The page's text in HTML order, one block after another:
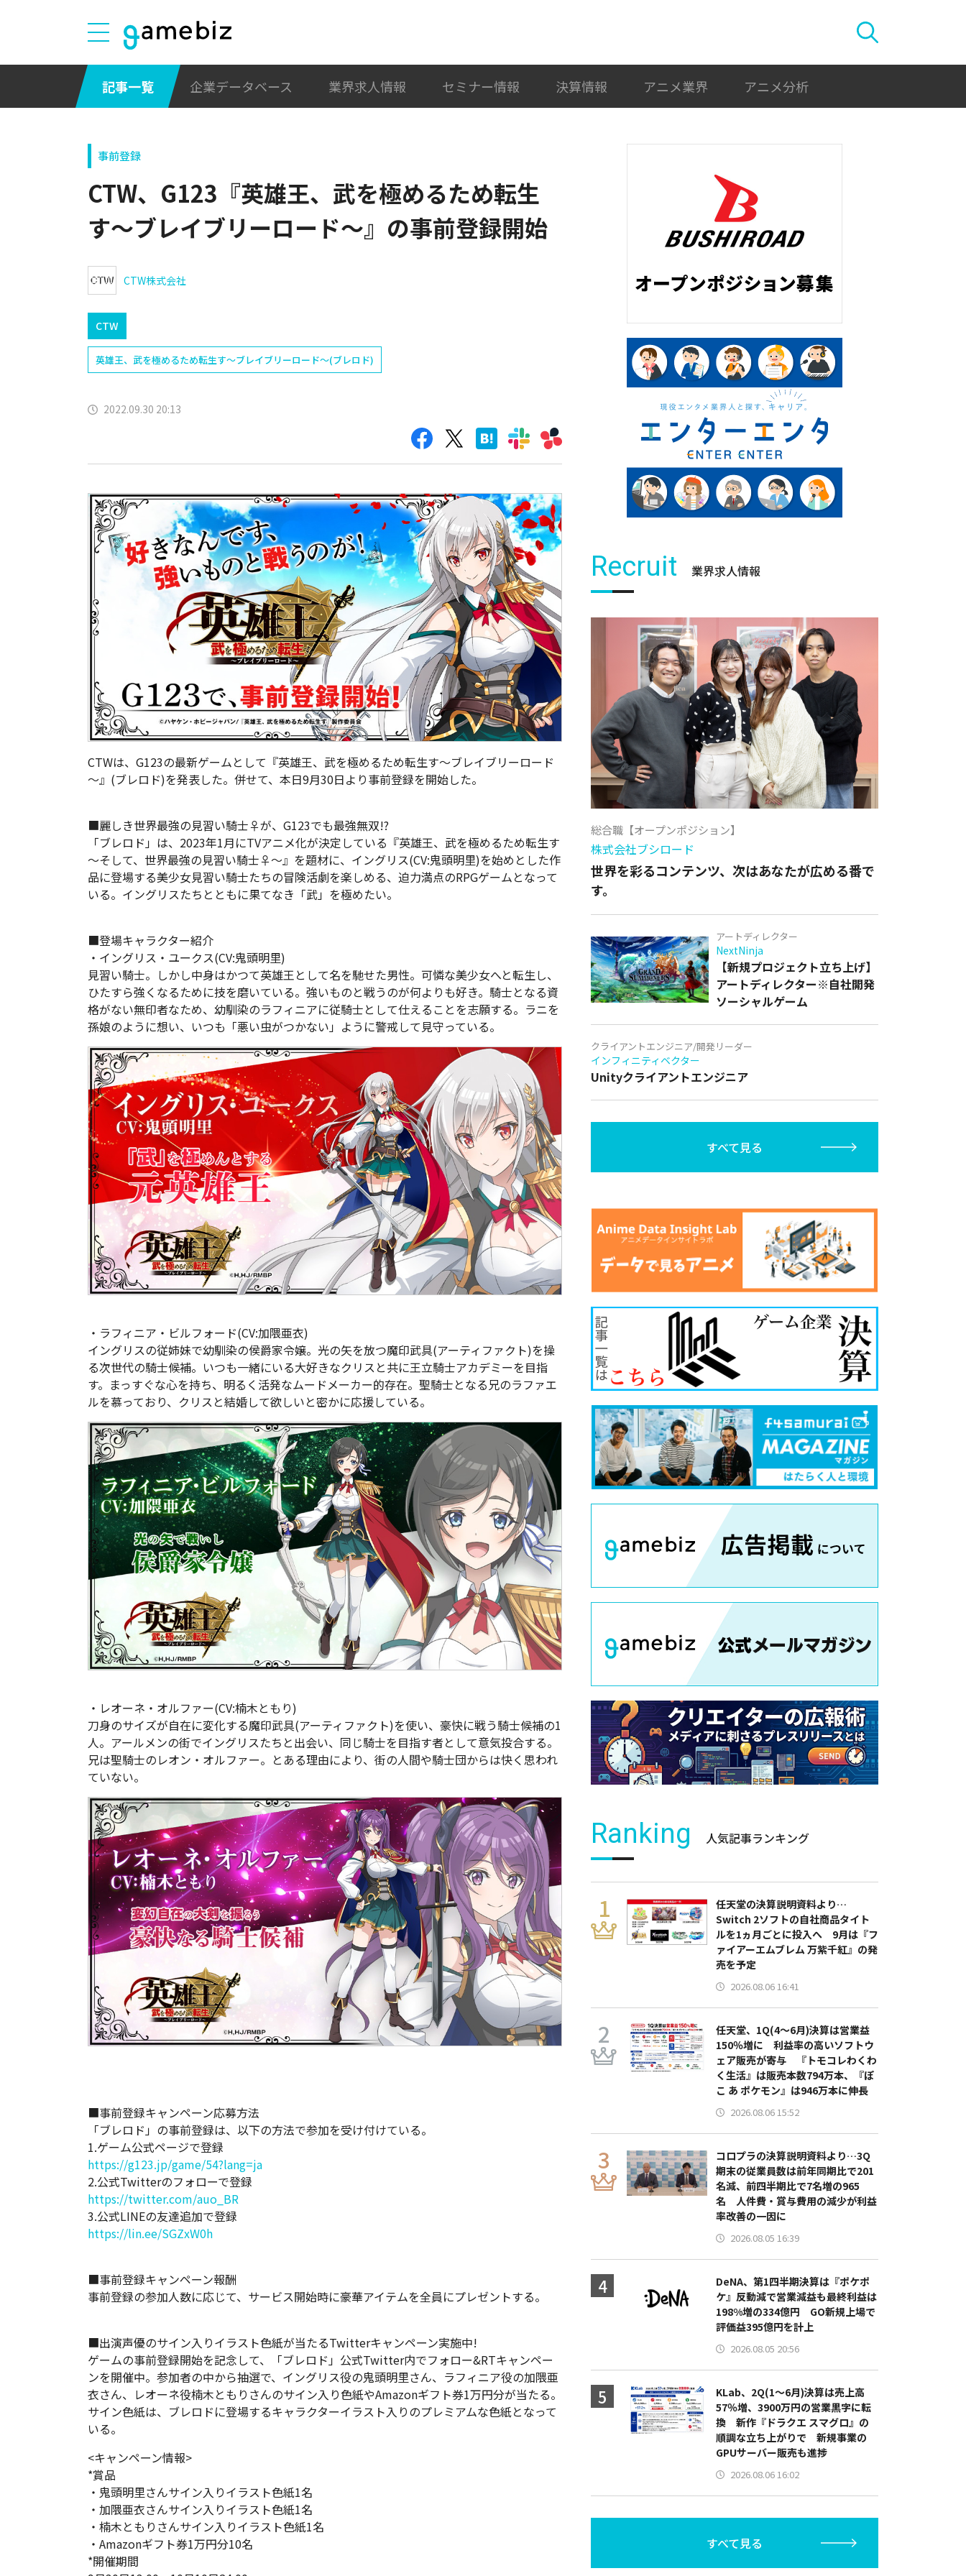
記事一覧 企業データベース 業界求人情報 セミナー情報 決算情報 アニメ業界 アニメ分析
事前登録
CTW、G123『英雄王、武を極めるため転生
す～ブレイブリーロード～』の事前登録開始
CTW株式会社
CTW
英雄王、武を極めるため転生す～ブレイブリーロード～(ブレロド)
2022.09.30 20:13
CTWは、G123の最新ゲームとして『英雄王、武を極めるため転生す～ブレイブリーロード
～』(ブレロド)を発表した。併せて、本日9月30日より事前登録を開始した。
■麗しき世界最強の見習い騎士♀が、G123でも最強無双!?
「ブレロド」は、2023年1月にTVアニメ化が決定している『英雄王、武を極めるため転生す
～そして、世界最強の見習い騎士♀～』を題材に、イングリス(CV:鬼頭明里)を始めとした作
品に登場する美少女見習い騎士たちの冒険活劇を楽しめる、迫力満点のRPGゲームとなって
いる。イングリスたちとともに果てなき「武」を極めたい。
■登場キャラクター紹介
・イングリス・ユークス(CV:鬼頭明里)
見習い騎士。しかし中身はかつて英雄王として名を馳せた男性。可憐な美少女へと転生し、
ひたすら強くなるために技を磨いている。強いものと戦うのが何よりも好き。騎士となる資
格がない無印者なため、幼馴染のラフィニアに従騎士として仕えることを志願する。ラニを
孫娘のように想い、いつも「悪い虫がつかない」ように警戒して見守っている。
・ラフィニア・ビルフォード(CV:加隈亜衣)
イングリスの従姉妹で幼馴染の侯爵家令嬢。光の矢を放つ魔印武具(アーティファクト)を操
る次世代の騎士候補。いつも一緒にいる大好きなクリスと共に王立騎士アカデミーを目指
す。まっすぐな心を持ち、明るく活発なムードメーカー的存在。聖騎士となる兄のラファエ
ルを慕っており、クリスと結婚して欲しいと密かに応援している。
・レオーネ・オルファー(CV:楠木ともり)
刀身のサイズが自在に変化する魔印武具(アーティファクト)を使い、豪快に戦う騎士候補の1
人。アールメンの街でイングリスたちと出会い、同じ騎士を目指す者として意気投合する。
兄は聖騎士のレオン・オルファー。とある理由により、街の人間や騎士団からは快く思われ
ていない。
■事前登録キャンペーン応募方法
「ブレロド」の事前登録は、以下の方法で参加を受け付けている。
1.ゲーム公式ページで登録
https://g123.jp/game/54?lang=ja
2.公式Twitterのフォローで登録
https://twitter.com/auo_BR
3.公式LINEの友達追加で登録
https://lin.ee/SGZxW0h
■事前登録キャンペーン報酬
事前登録の参加人数に応じて、サービス開始時に豪華アイテムを全員にプレゼントする。
■出演声優のサイン入りイラスト色紙が当たるTwitterキャンペーン実施中!
ゲームの事前登録開始を記念して、「ブレロド」公式Twitter内でフォロー&RTキャンペー
ンを開催中。参加者の中から抽選で、イングリス役の鬼頭明里さん、ラフィニア役の加隈亜
衣さん、レオーネ役楠木ともりさんのサイン入り色紙やAmazonギフト券1万円分が当たる。
サイン色紙は、ブレロドに登場するキャラクターイラスト入りのプレミアムな色紙となって
いる。
<キャンペーン情報>
*賞品
・鬼頭明里さんサイン入りイラスト色紙1名
・加隈亜衣さんサイン入りイラスト色紙1名
・楠木ともりさんサイン入りイラスト色紙1名
・Amazonギフト券1万円分10名
*開催期間
Recruit 業界求人情報
総合職【オープンポジション】
株式会社ブシロード
世界を彩るコンテンツ、次はあなたが広める番で
す。
アートディレクター
NextNinja
【新規プロジェクト立ち上げ】
アートディレクター※自社開発
ソーシャルゲーム
クライアントエンジニア/開発リーダー
インフィニティベクター
Unityクライアントエンジニア
すべて見る
Ranking 人気記事ランキング
任天堂の決算説明資料より…
Switch 2ソフトの自社商品タイト
ルを1ヵ月ごとに投入へ 9月は『フ
ァイアーエムブレム 万紫千紅』の発
売を予定
2026.08.06 16:41
任天堂、1Q(4～6月)決算は営業益
150％増に 利益率の高いソフトウ
ェア販売が寄与 『トモコレわくわ
く生活』は販売本数794万本、『ぽ
こ あ ポケモン』は946万本に伸長
2026.08.06 15:52
コロプラの決算説明資料より…3Q
期末の従業員数は前年同期比で201
名減、前四半期比で7名増の965
名 人件費・賞与費用の減少が利益
率改善の一因に
2026.08.05 16:39
DeNA、第1四半期決算は『ポケポ
ケ』反動減で営業減益も最終利益は
198%増の334億円 GO新規上場で
評価益395億円を計上
2026.08.05 20:56
KLab、2Q(1～6月)決算は売上高
57％増、3900万円の営業黒字に転
換 新作『ドラクエ スマグロ』の
順調な立ち上がりで 新規事業の
GPUサーバー販売も進捗
2026.08.06 16:02
すべて見る